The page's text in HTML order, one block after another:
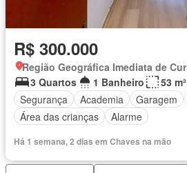
R$ 300.000
3 Quartos
1 Banheiro
53 m²
Segurança
Academia Garagem
Área das crianças
Alarme
Há 1 semana, 2 dias em Chaves na mão